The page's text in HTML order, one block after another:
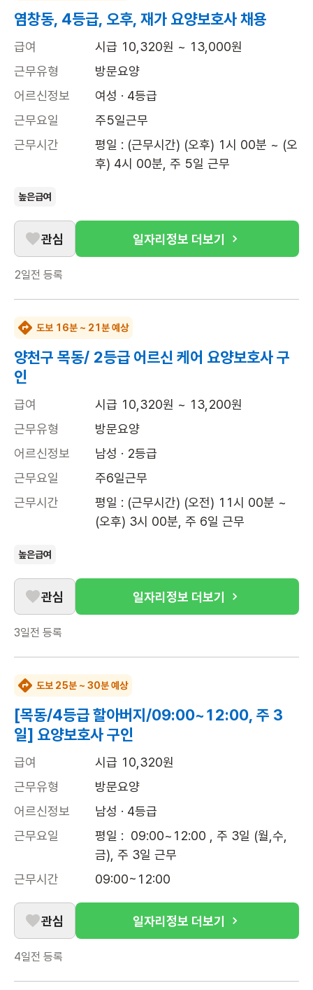
염창동, 4등급, 오후, 재가 요양보호사 채용
급여
시급 10,320원 ~ 13,000원
근무유형
방문요양
어르신정보
여성 · 4등급
근무요일
주5일근무
근무시간
평일 : (근무시간) (오후) 1시 00분 ~ (오
후) 4시 00분, 주 5일 근무
높은급여
관심 일자리정보 더보기
2일전 등록
도보 16분 ~ 21분 예상
양천구 목동/ 2등급 어르신 케어 요양보호사 구
인
급여
시급 10,320원 ~ 13,200원
근무유형
방문요양
어르신정보
남성 · 2등급
근무요일
주6일근무
근무시간
평일 : (근무시간) (오전) 11시 00분 ~
(오후) 3시 00분, 주 6일 근무
높은급여
관심 일자리정보 더보기
3일전 등록
도보 25분 ~ 30분 예상
[목동/4등급 할아버지/09:00~12:00, 주 3
일] 요양보호사 구인
급여
시급 10,320원
근무유형
방문요양
어르신정보
남성 · 4등급
근무요일
평일 :  09:00~12:00 , 주 3일 (월,수,
금), 주 3일 근무
근무시간
09:00~12:00
관심 일자리정보 더보기
4일전 등록